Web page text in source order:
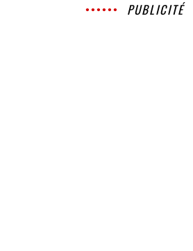
PUBLICITÉ